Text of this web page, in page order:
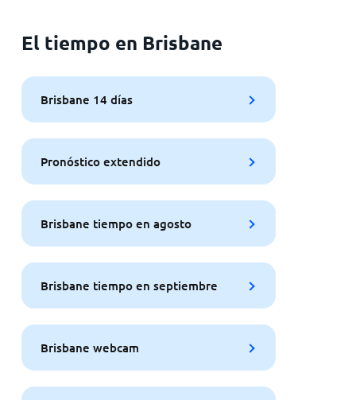
El tiempo en Brisbane
Brisbane 14 días
Pronóstico extendido
Brisbane tiempo en agosto
Brisbane tiempo en septiembre
Brisbane webcam